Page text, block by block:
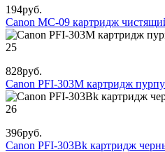
194руб.
Canon MC-09 картридж
25
828руб.
Canon PFI-303M картридж
26
396руб.
Canon PFI-303Bk картридж